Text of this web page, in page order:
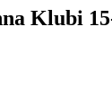
Klubi